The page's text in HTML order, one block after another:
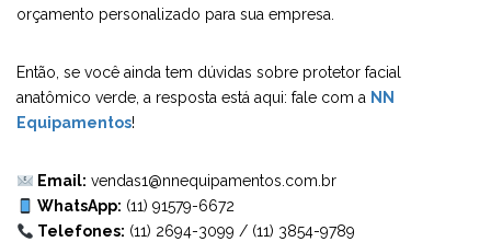
orçamento personalizado para sua empresa.
Então, se você ainda tem dúvidas sobre protetor facial
anatômico verde, a resposta está aqui: fale com a NN
Equipamentos!
Email: vendas1@nnequipamentos.com.br
WhatsApp: (11) 91579-6672
Telefones: (11) 2694-3099 / (11) 3854-9789